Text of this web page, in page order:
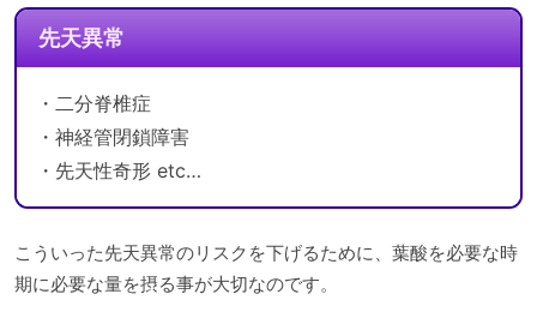
先天異常
・二分脊椎症
・神経管閉鎖障害
・先天性奇形 etc…
こういった先天異常のリスクを下げるために、葉酸を必要な時
期に必要な量を摂る事が大切なのです。